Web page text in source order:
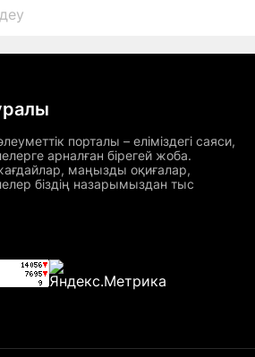
порталы – еліміздегі саяси,
арналған бірегей жоба.
жағдайлар, маңызды оқиғалар,
біздің назарымыздан тыс